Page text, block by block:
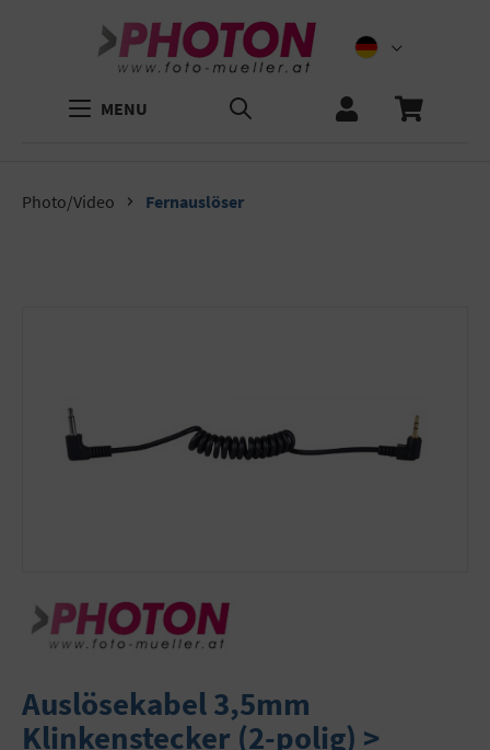
MENU
Photo/Video Fernauslöser
Auslösekabel 3,5mm
Klinkenstecker (2-polig) >